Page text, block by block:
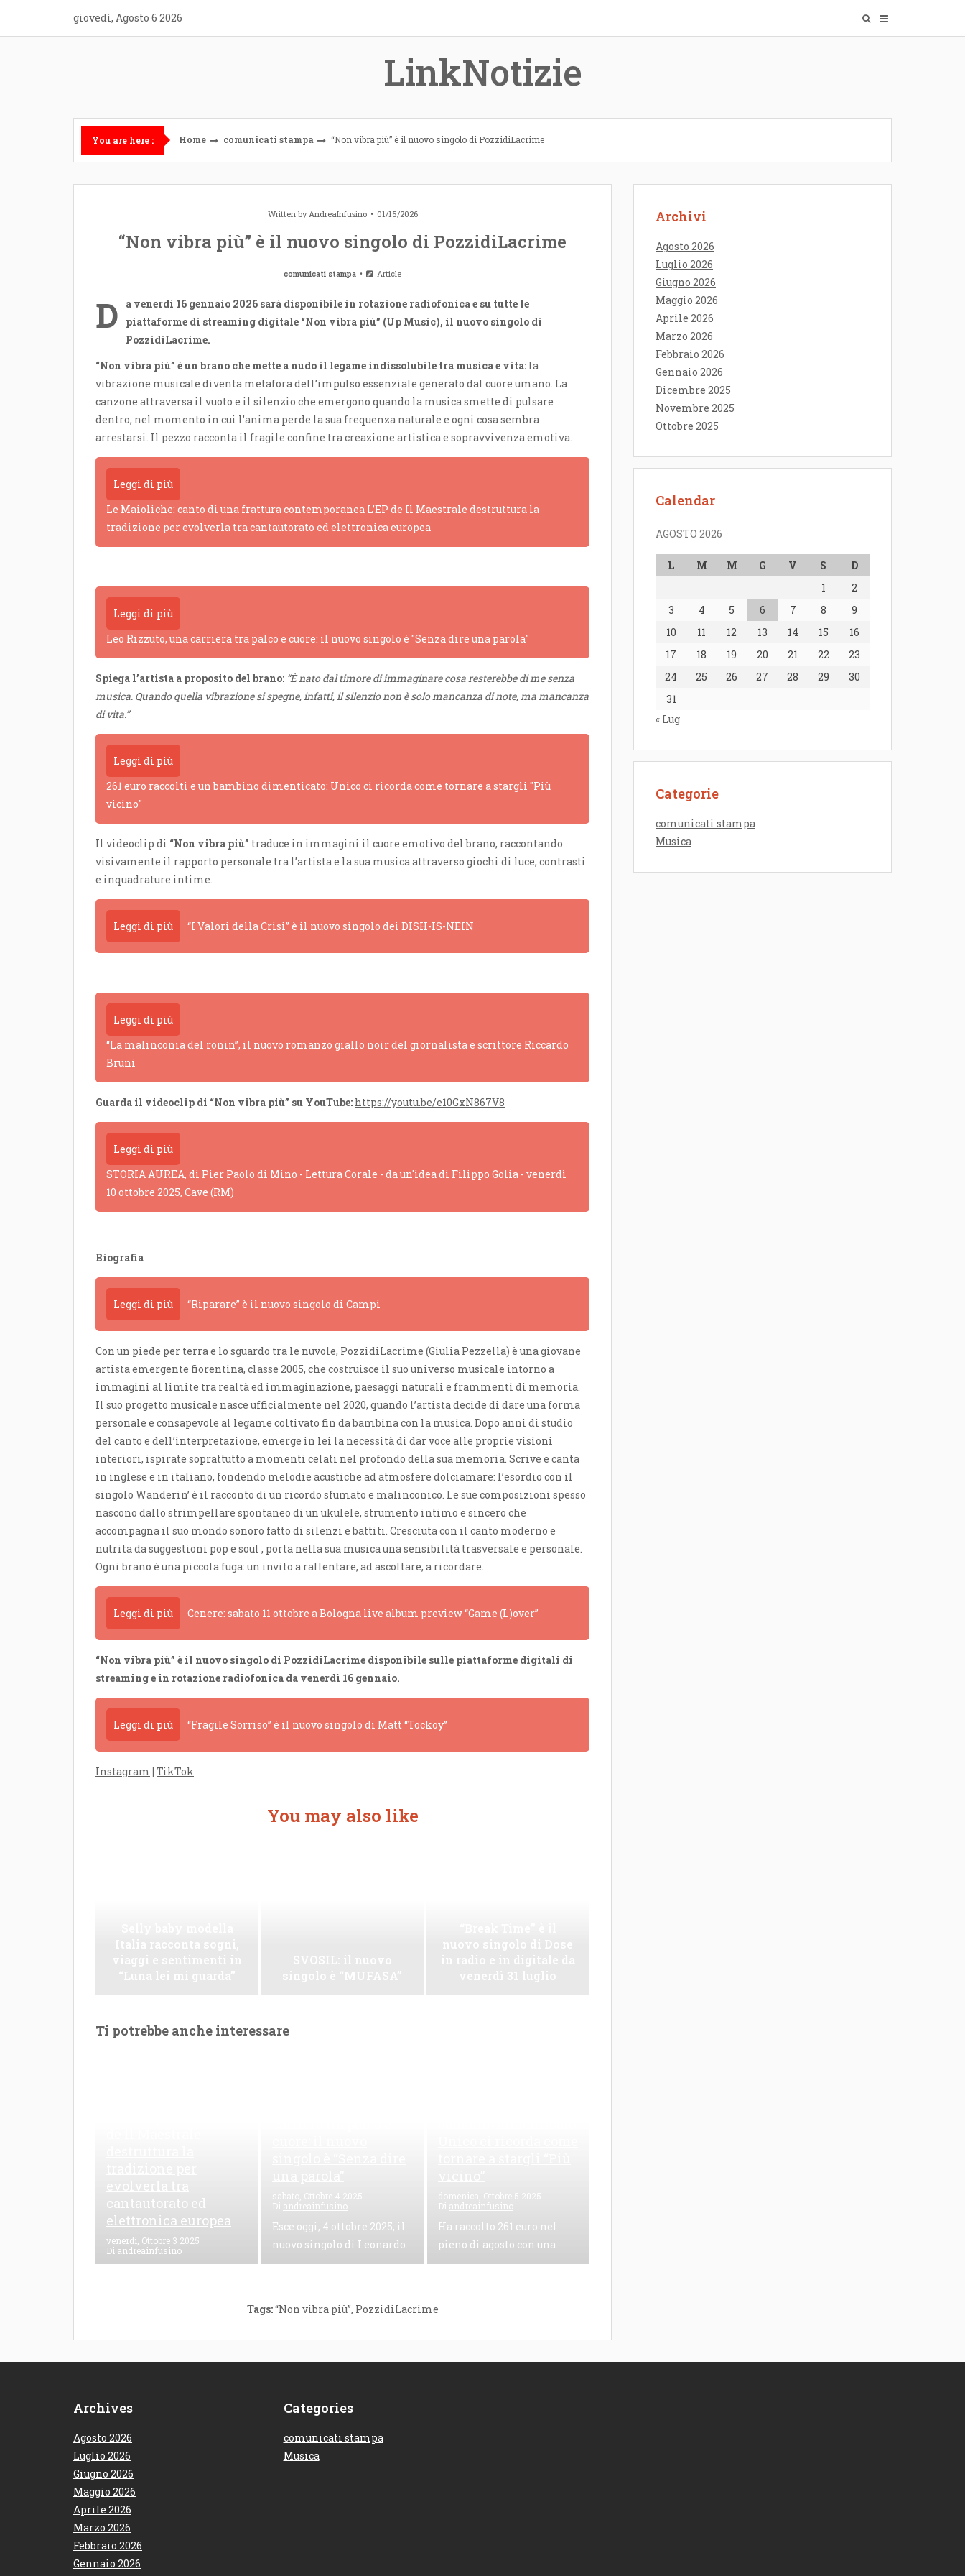
content
giovedì, Agosto 6 2026
LinkNotizie
You are here : Home comunicati stampa “Non vibra più” è il nuovo singolo di PozzidiLacrime
Written byAndreaInfusino 01/15/2026
“Non vibra più” è il nuovo singolo di PozzidiLacrime
comunicati stampa Article
D
a venerdì 16 gennaio 2026 sarà disponibile in rotazione radiofonica e su tutte le
piattaforme di streaming digitale “Non vibra più” (Up Music), il nuovo singolo di
PozzidiLacrime.
“Non vibra più” è un brano che mette a nudo il legame indissolubile tra musica e vita: la
vibrazione musicale diventa metafora dell’impulso essenziale generato dal cuore umano. La
canzone attraversa il vuoto e il silenzio che emergono quando la musica smette di pulsare
dentro, nel momento in cui l’anima perde la sua frequenza naturale e ogni cosa sembra
arrestarsi. Il pezzo racconta il fragile confine tra creazione artistica e sopravvivenza emotiva.
Leggi di più
Le Maioliche: canto di una frattura contemporanea L’EP de Il Maestrale destruttura la
tradizione per evolverla tra cantautorato ed elettronica europea
Leggi di più
Leo Rizzuto, una carriera tra palco e cuore: il nuovo singolo è "Senza dire una parola"
Spiega l’artista a proposito del brano: “È nato dal timore di immaginare cosa resterebbe di me senza
musica. Quando quella vibrazione si spegne, infatti, il silenzio non è solo mancanza di note, ma mancanza
di vita.”
Leggi di più
261 euro raccolti e un bambino dimenticato: Unico ci ricorda come tornare a stargli "Più
vicino"
Il videoclip di “Non vibra più” traduce in immagini il cuore emotivo del brano, raccontando
visivamente il rapporto personale tra l’artista e la sua musica attraverso giochi di luce, contrasti
e inquadrature intime.
Leggi di più “I Valori della Crisi” è il nuovo singolo dei DISH-IS-NEIN
Leggi di più
“La malinconia del ronin”, il nuovo romanzo giallo noir del giornalista e scrittore Riccardo
Bruni
Guarda il videoclip di “Non vibra più” su YouTube: https://youtu.be/e10GxN867V8
Leggi di più
STORIA AUREA, di Pier Paolo di Mino - Lettura Corale - da un'idea di Filippo Golia - venerdì
10 ottobre 2025, Cave (RM)
Biografia
Leggi di più “Riparare” è il nuovo singolo di Campi
Con un piede per terra e lo sguardo tra le nuvole, PozzidiLacrime (Giulia Pezzella) è una giovane
artista emergente fiorentina, classe 2005, che costruisce il suo universo musicale intorno a
immagini al limite tra realtà ed immaginazione, paesaggi naturali e frammenti di memoria.
Il suo progetto musicale nasce ufficialmente nel 2020, quando l’artista decide di dare una forma
personale e consapevole al legame coltivato fin da bambina con la musica. Dopo anni di studio
del canto e dell’interpretazione, emerge in lei la necessità di dar voce alle proprie visioni
interiori, ispirate soprattutto a momenti celati nel profondo della sua memoria. Scrive e canta
in inglese e in italiano, fondendo melodie acustiche ad atmosfere dolciamare: l’esordio con il
singolo Wanderin’ è il racconto di un ricordo sfumato e malinconico. Le sue composizioni spesso
nascono dallo strimpellare spontaneo di un ukulele, strumento intimo e sincero che
accompagna il suo mondo sonoro fatto di silenzi e battiti. Cresciuta con il canto moderno e
nutrita da suggestioni pop e soul , porta nella sua musica una sensibilità trasversale e personale.
Ogni brano è una piccola fuga: un invito a rallentare, ad ascoltare, a ricordare.
Leggi di più Cenere: sabato 11 ottobre a Bologna live album preview “Game (L)over”
“Non vibra più” è il nuovo singolo di PozzidiLacrime disponibile sulle piattaforme digitali di
streaming e in rotazione radiofonica da venerdì 16 gennaio.
Leggi di più “Fragile Sorriso” è il nuovo singolo di Matt “Tockoy”
Instagram | TikTok
You may also like
Ti potrebbe anche interessare
cantautorato ed
elettronica europea
venerdì, Ottobre 3 2025
Di andreainfusino
sabato, Ottobre 4 2025
Di andreainfusino
Esce oggi, 4 ottobre 2025, il
nuovo singolo di Leonardo...
domenica, Ottobre 5 2025
Di andreainfusino
Ha raccolto 261 euro nel
pieno di agosto con una...
Tags:“Non vibra più”, PozzidiLacrime
Archivi
Agosto 2026
Luglio 2026
Giugno 2026
Maggio 2026
Aprile 2026
Marzo 2026
Febbraio 2026
Gennaio 2026
Dicembre 2025
Novembre 2025
Ottobre 2025
Calendar
AGOSTO 2026
L M M G V S
D
1
2
3
4 5 6 7 8
9
10
11 12 13 14 15
16
17
18 19 20 21 22
23
24
25 26 27 28 29
30
31
« Lug
Categorie
comunicati stampa
Musica
Archives
Agosto 2026
Luglio 2026
Giugno 2026
Maggio 2026
Aprile 2026
Marzo 2026
Febbraio 2026
Gennaio 2026
Categories
comunicati stampa
Musica